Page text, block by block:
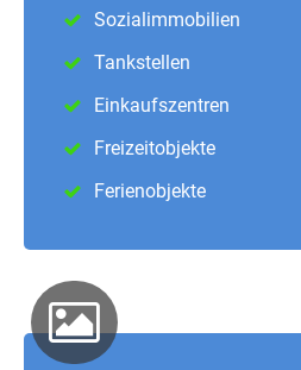
Sozialimmobilien
Tankstellen
Einkaufszentren
Freizeitobjekte
Ferienobjekte